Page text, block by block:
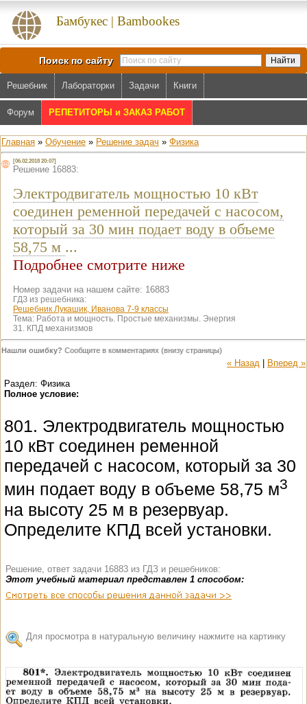
Бамбукес | Bambookes
Поиск по сайту
Решебник Лабораторки Задачи Книги
Форум РЕПЕТИТОРЫ и ЗАКАЗ РАБОТ
Главная » Обучение » Решение задач » Физика
[06.02.2018 20:07]
Решение 16883:
Электродвигатель мощностью 10 кВт
соединен ременной передачей с насосом,
который за 30 мин подает воду в объеме
58,75 м ...
Подробнее смотрите ниже
Номер задачи на нашем сайте: 16883
ГДЗ из решебника:
Решебник Лукашик, Иванова 7-9 классы
Тема: Работа и мощность. Простые механизмы. Энергия
31. КПД механизмов
Нашли ошибку? Сообщите в комментариях (внизу страницы)
« Назад
Вперед »
Раздел: Физика
Полное условие:
801. Электродвигатель мощностью
10 кВт соединен ременной
передачей с насосом, который за 30
мин подает воду в объеме 58,75 м3
на высоту 25 м в резервуар.
Определите КПД всей установки.
Решение, ответ задачи 16883 из ГДЗ и решебников:
Этот учебный материал представлен 1 способом:
Для просмотра в натуральную величину нажмите на картинку